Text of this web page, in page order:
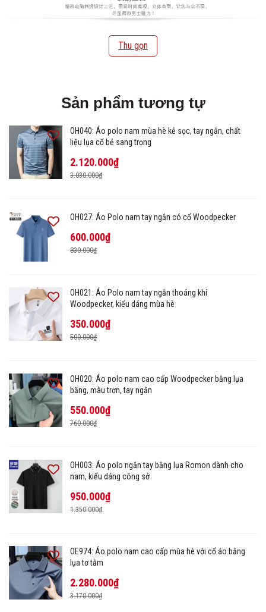
Thu gọn
Sản phẩm tương tự
OH040: Áo polo nam mùa hè kẻ sọc, tay ngắn, chất
liệu lụa cổ bẻ sang trọng
2.120.000₫
3.030.000₫
OH027: Áo Polo nam tay ngắn có cổ Woodpecker
600.000₫
830.000₫
OH021: Áo Polo nam tay ngắn thoáng khí
Woodpecker, kiểu dáng mùa hè
350.000₫
500.000₫
OH020: Áo polo nam cao cấp Woodpecker bằng lụa
băng, màu trơn, tay ngắn
550.000₫
760.000₫
OH003: Áo polo ngắn tay bằng lụa Romon dành cho
nam, kiểu dáng công sở
950.000₫
1.350.000₫
OE974: Áo polo nam cao cấp mùa hè với cổ áo bằng
lụa tơ tằm
2.280.000₫
3.170.000₫